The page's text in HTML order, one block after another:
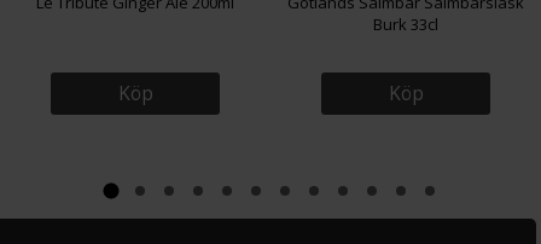
Köp
Burk 33cl
Köp